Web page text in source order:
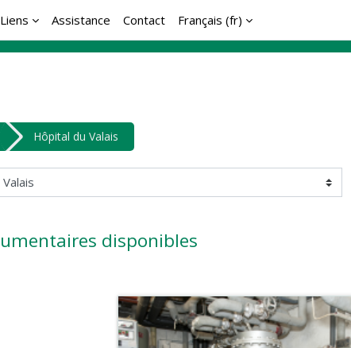
Liens Assistance Contact Français ‎(fr)‎
Hôpital du Valais
disponibles